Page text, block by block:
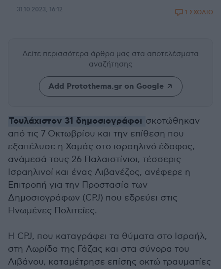
31.10.2023, 16:12 1 ΣΧΟΛΙΟ
Δείτε περισσότερα άρθρα μας στα αποτελέσματα
αναζήτησης
Add Protothema.gr on Google
Τουλάχιστον 31 δημοσιογράφοι σκοτώθηκαν
από τις 7 Οκτωβρίου και την επίθεση που
εξαπέλυσε η Χαμάς στο ισραηλινό έδαφος,
ανάμεσά τους 26 Παλαιστίνιοι, τέσσερις
Ισραηλινοί και ένας Λιβανέζος, ανέφερε η
Επιτροπή για την Προστασία των
Δημοσιογράφων (CPJ) που εδρεύει στις
Ηνωμένες Πολιτείες.
Η CPJ, που καταγράφει τα θύματα στο Ισραήλ,
στη Λωρίδα της Γάζας και στα σύνορα του
Λιβάνου, καταμέτρησε επίσης οκτώ τραυματίες